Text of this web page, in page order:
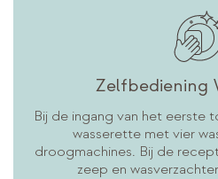
Zelfbediening
Bij de ingang van het eerste
wasserette met vier
droogmachines. Bij de
zeep en